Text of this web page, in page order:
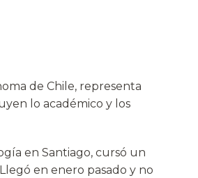
de Chile, representa
lo académico y los
en Santiago, cursó un
en enero pasado y no